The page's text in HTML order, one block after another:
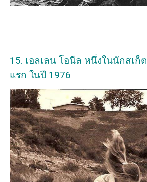
15. เอลเลน โอนีล หนึ่งในนักสเ
แรก ในปี 1976